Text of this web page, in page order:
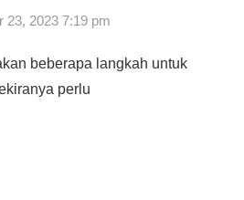
23, 2023 7:19 pm
beberapa langkah untuk
perlu